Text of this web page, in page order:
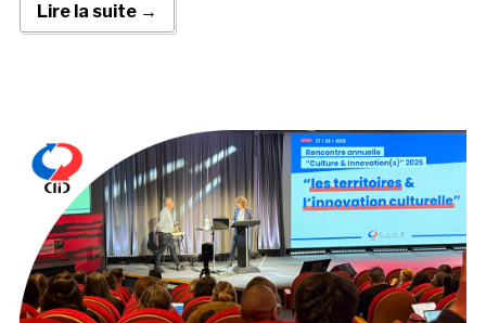
Lire la suite →